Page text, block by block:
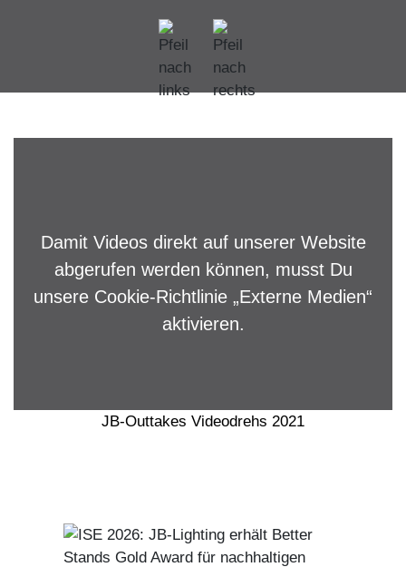
Damit Videos direkt auf unserer Website
abgerufen werden können, musst Du
unsere Cookie-Richtlinie „Externe Medien“
aktivieren.
JB-Outtakes Videodrehs 2021